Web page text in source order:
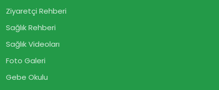
Ziyaretçi Rehberi
Sağlık Rehberi
Sağlık Videoları
Foto Galeri
Gebe Okulu